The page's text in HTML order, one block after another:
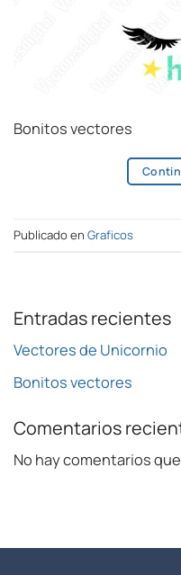
Bonitos vectores
Publicado en Graficos
Entradas recientes
Vectores de Unicornio
Bonitos vectores
Comentarios
No hay comentarios